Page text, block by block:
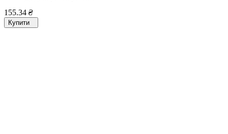
155.34 ₴
Купити